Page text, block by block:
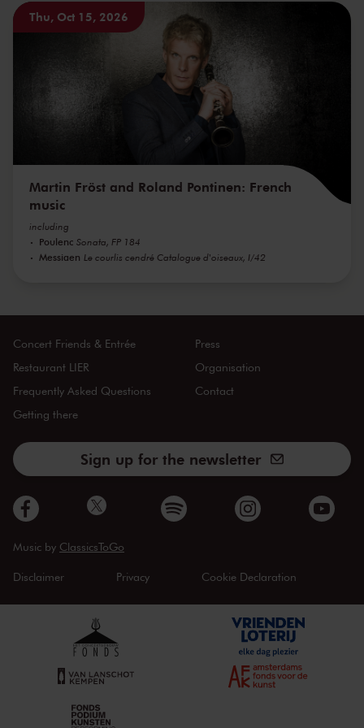
Thu, Oct 15, 2026
Martin Fröst and Roland Pontinen: French
music
including
Poulenc Sonata, FP 184
Messiaen Le courlis cendré Catalogue d'oiseaux, I/42
Concert Friends & Entrée
Restaurant LIER
Frequently Asked Questions
Getting there
Press
Organisation
Contact
Sign up for the newsletter
Music by ClassicsToGo
Disclaimer Privacy Cookie Declaration